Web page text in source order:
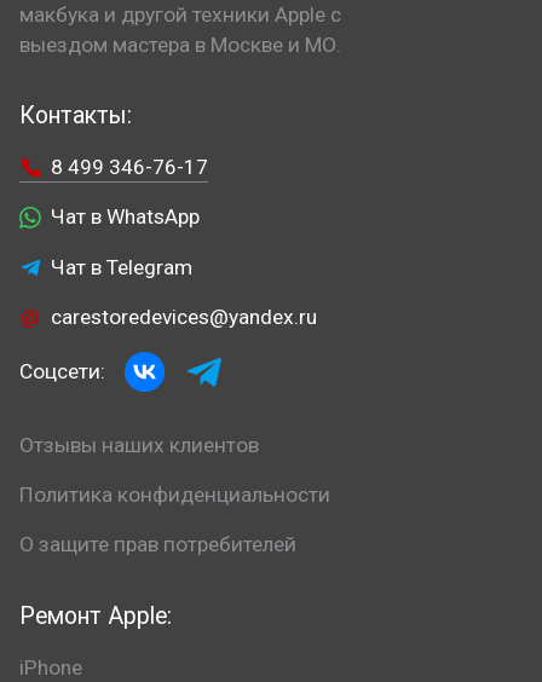
макбука и другой техники Apple с
выездом мастера в Москве и МО.
Ремонт Apple:
iPhone
Контакты:
8 499 346-76-17
Чат в WhatsApp
Чат в Telegram
carestoredevices@yandex.ru
Соцсети:
Отзывы наших клиентов
Политика конфиденциальности
О защите прав потребителей